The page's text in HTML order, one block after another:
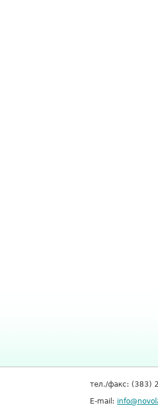
тел./факс: (383)
E-mail: